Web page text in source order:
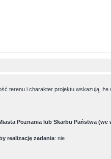
terenu i charakter projektu wskazują, że
Poznania lub Skarbu Państwa (we
realizację zadania: nie